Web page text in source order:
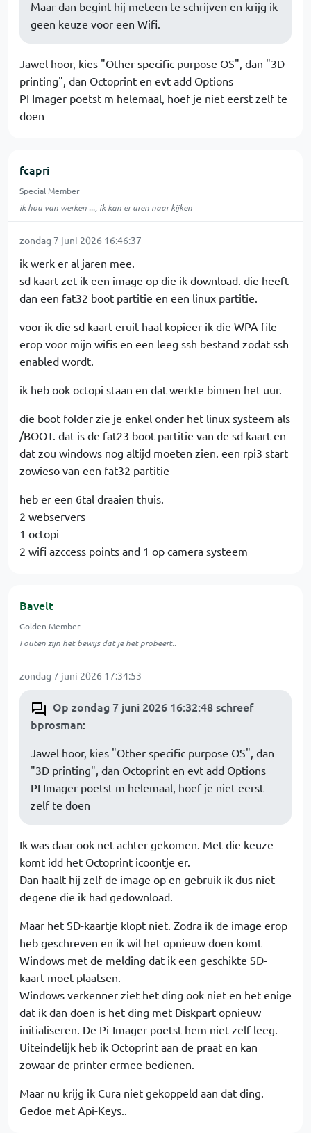
Maar dan begint hij meteen te schrijven en krijg ik
geen keuze voor een Wifi.
Jawel hoor, kies "Other specific purpose OS", dan "3D
printing", dan Octoprint en evt add Options
PI Imager poetst m helemaal, hoef je niet eerst zelf te
doen
fcapri
Special Member
ik hou van werken ..., ik kan er uren naar kijken
zondag 7 juni 2026 16:46:37
ik werk er al jaren mee.
sd kaart zet ik een image op die ik download. die heeft
dan een fat32 boot partitie en een linux partitie.
voor ik die sd kaart eruit haal kopieer ik die WPA file
erop voor mijn wifis en een leeg ssh bestand zodat ssh
enabled wordt.
ik heb ook octopi staan en dat werkte binnen het uur.
die boot folder zie je enkel onder het linux systeem als
/BOOT. dat is de fat23 boot partitie van de sd kaart en
dat zou windows nog altijd moeten zien. een rpi3 start
zowieso van een fat32 partitie
heb er een 6tal draaien thuis.
2 webservers
1 octopi
2 wifi azccess points and 1 op camera systeem
Bavelt
Golden Member
Fouten zijn het bewijs dat je het probeert..
zondag 7 juni 2026 17:34:53
Op zondag 7 juni 2026 16:32:48 schreef
bprosman:
Jawel hoor, kies "Other specific purpose OS", dan
"3D printing", dan Octoprint en evt add Options
PI Imager poetst m helemaal, hoef je niet eerst
zelf te doen
Ik was daar ook net achter gekomen. Met die keuze
komt idd het Octoprint icoontje er.
Dan haalt hij zelf de image op en gebruik ik dus niet
degene die ik had gedownload.
Maar het SD-kaartje klopt niet. Zodra ik de image erop
heb geschreven en ik wil het opnieuw doen komt
Windows met de melding dat ik een geschikte SD-
kaart moet plaatsen.
Windows verkenner ziet het ding ook niet en het enige
dat ik dan doen is het ding met Diskpart opnieuw
initialiseren. De Pi-Imager poetst hem niet zelf leeg.
Uiteindelijk heb ik Octoprint aan de praat en kan
zowaar de printer ermee bedienen.
Maar nu krijg ik Cura niet gekoppeld aan dat ding.
Gedoe met Api-Keys..